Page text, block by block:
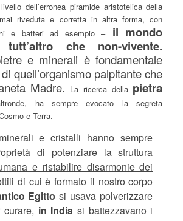
dell’erronea piramide aristotelica della
riveduta e corretta in altra forma, con
e batteri ad esempio –il mondo
che non-vivente.
e minerali è fondamentale
quell’organismo palpitante che
Madre. La ricerca della pietra
ha sempre evocato la segreta
e Terra.
e cristalli hanno sempre
di potenziare la struttura
e ristabilire disarmonie dei
di cui è formato il nostro corpo
Egitto si usava polverizzare
in India si battezzavano i